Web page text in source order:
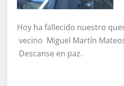
Hoy ha fallecido nuestro
vecino Miguel Martín
Descanse en paz.